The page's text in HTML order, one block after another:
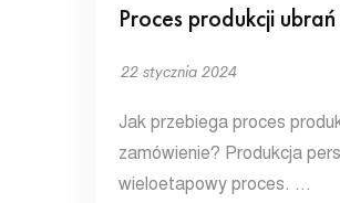
Proces produkcji
22 stycznia 2024
Jak przebiega proces
zamówienie? Produkcja
wieloetapowy proces. …